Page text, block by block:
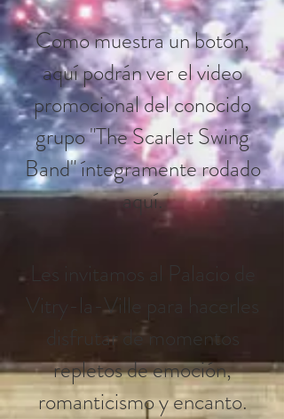
Como muestra un botón,
aquí podrán ver el video
promocional del conocido
grupo "The Scarlet Swing
Band" íntegramente rodado
aquí.
Les invitamos al Palacio de
Vitry-la-Ville para hacerles
disfrutar de momentos
repletos de emoción,
romanticismo y encanto.